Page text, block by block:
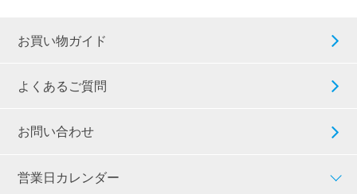
お買い物ガイド
よくあるご質問
お問い合わせ
営業日カレンダー